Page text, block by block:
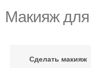
Макияж для
Сделать макияж